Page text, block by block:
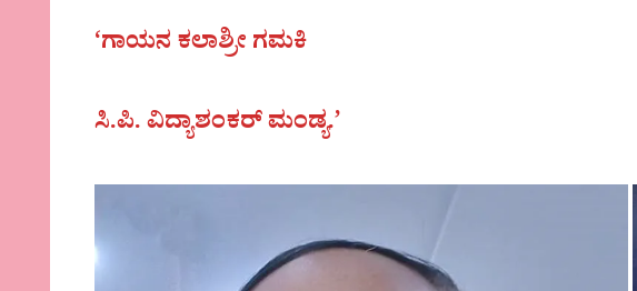
‘ಗಾಯನ ಕಲಾಶ್ರೀ ಗಮಕಿ
ಸಿ.ಪಿ. ವಿದ್ಯಾಶಂಕರ್ ಮಂಡ್ಯ.’